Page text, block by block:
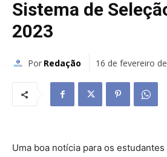
Sistema de
2023
Por Redação 16 de fevereiro
Uma boa notícia para os